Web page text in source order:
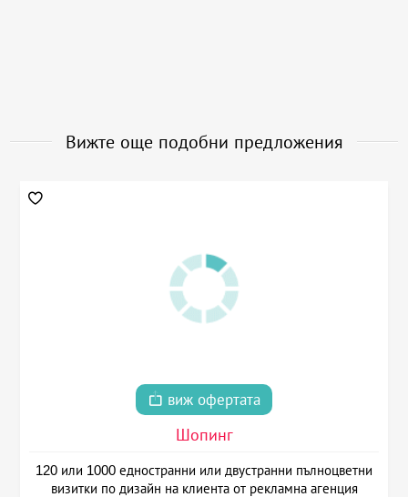
Вижте още подобни предложения
виж офертата
Шопинг
120 или 1000 едностранни или двустранни пълноцветни
визитки по дизайн на клиента от рекламна агенция